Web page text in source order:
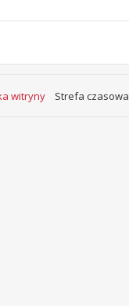
Strefa czasowa
witryny